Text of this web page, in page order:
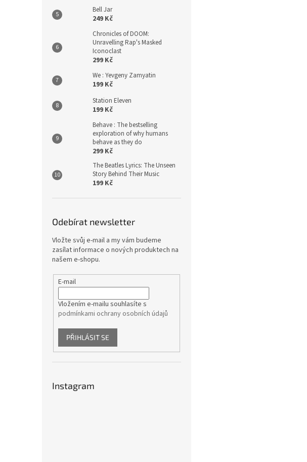
Bell Jar
249 Kč
Chronicles of DOOM:
Unravelling Rap's Masked
Iconoclast
299 Kč
We : Yevgeny Zamyatin
199 Kč
Station Eleven
199 Kč
Behave : The bestselling
exploration of why humans
behave as they do
299 Kč
The Beatles Lyrics: The Unseen
Story Behind Their Music
199 Kč
Odebírat newsletter
Vložte svůj e-mail a my vám budeme
zasílat informace o nových produktech na
našem e-shopu.
E-mail
Vložením e-mailu souhlasíte s
podmínkami ochrany osobních údajů
PŘIHLÁSIT SE
Instagram